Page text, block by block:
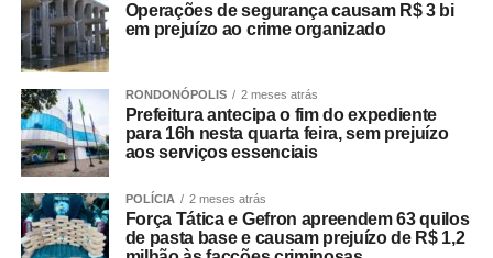
Operações de segurança causam R$ 3 bi
em prejuízo ao crime organizado
RONDONÓPOLIS 2 meses atrás
Prefeitura antecipa o fim do expediente
para 16h nesta quarta feira, sem prejuízo
aos serviços essenciais
POLÍCIA 2 meses atrás
Força Tática e Gefron apreendem 63 quilos
de pasta base e causam prejuízo de R$ 1,2